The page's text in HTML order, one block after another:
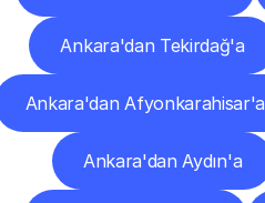
Ankara'dan Tekirdağ'a
Ankara'dan Afyonkarahisar'a
Ankara'dan Aydın'a